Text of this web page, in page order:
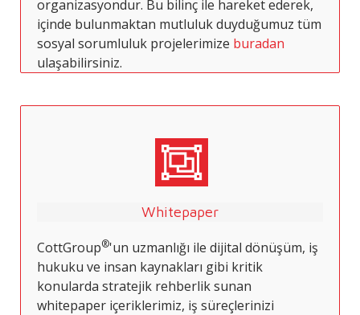
organizasyondur. Bu bilinç ile hareket ederek,
içinde bulunmaktan mutluluk duyduğumuz tüm
sosyal sorumluluk projelerimize buradan
ulaşabilirsiniz.
Whitepaper
CottGroup®'un uzmanlığı ile dijital dönüşüm, iş
hukuku ve insan kaynakları gibi kritik
konularda stratejik rehberlik sunan
whitepaper içeriklerimiz, iş süreçlerinizi